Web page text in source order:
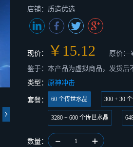
店铺：质造优选
现价： ￥15.12 原价：
鉴于：本产品为虚拟商品，发货后
类型： 原神冲击
套餐： 60 个传世水晶 300 + 30
3280 + 600 个传世水晶
数量： 1